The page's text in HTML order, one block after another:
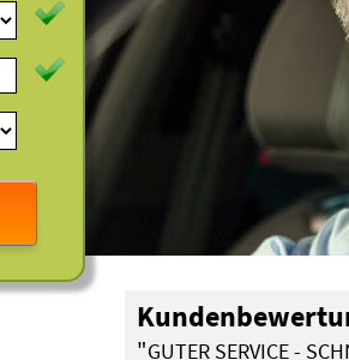
"GUTER SERVICE -